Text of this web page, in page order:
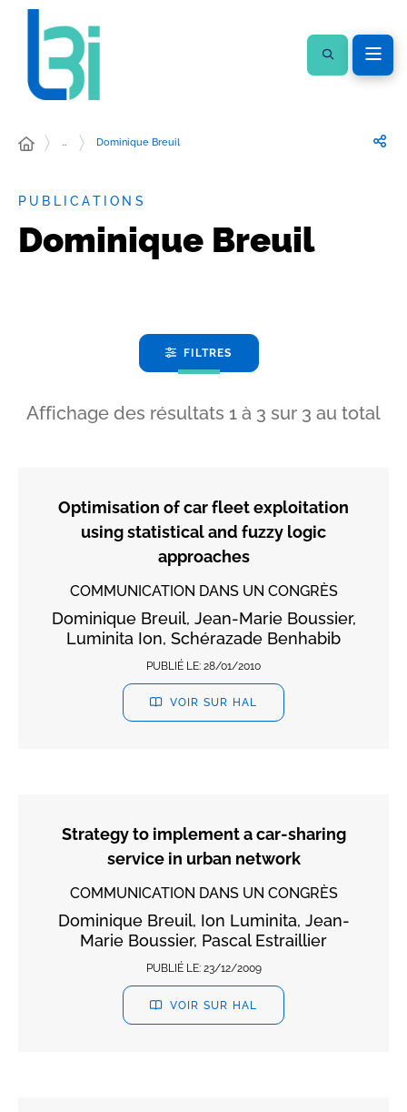
… Dominique Breuil
PUBLICATIONS
Dominique Breuil
FILTRES
Affichage des résultats 1 à 3 sur 3 au total
Optimisation of car fleet exploitation
using statistical and fuzzy logic
approaches
COMMUNICATION DANS UN CONGRÈS
Dominique Breuil, Jean-Marie Boussier,
Luminita Ion, Schérazade Benhabib
PUBLIÉ LE: 28/01/2010
VOIR SUR HAL
Strategy to implement a car-sharing
service in urban network
COMMUNICATION DANS UN CONGRÈS
Dominique Breuil, Ion Luminita, Jean-
Marie Boussier, Pascal Estraillier
PUBLIÉ LE: 23/12/2009
VOIR SUR HAL